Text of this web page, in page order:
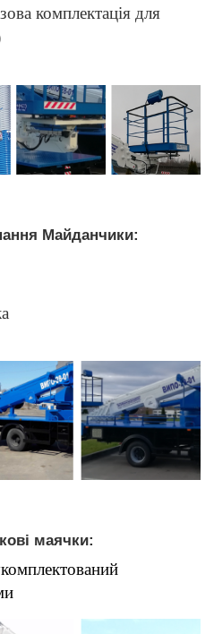
комплектація для
Майданчики:
маячки: